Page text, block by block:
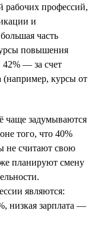
рабочих профессий,
и
часть
повышения
— за счет
(например, курсы от
чаще задумываются
того, что 40%
не считают свою
планируют смену
являются:
низкая зарплата —